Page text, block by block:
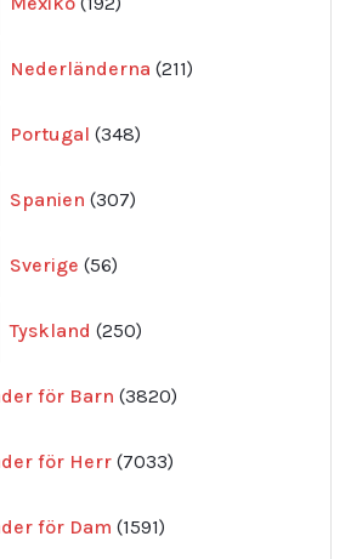
produkter
Nederländerna 211
produkter
Portugal 348
produkter
Spanien 307
produkter
Sverige 56
produkter
Tyskland 250
produkter
för Barn 3820
produkter
för Herr 7033
produkter
för Dam 1591
produkter